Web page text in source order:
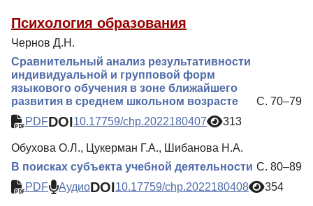
Психология образования
Чернов Д.Н.
Сравнительный анализ результативности
индивидуальной и групповой форм
языкового обучения в зоне ближайшего
развития в среднем школьном возрасте
С. 70–79
PDFDOI10.17759/chp.2022180407 313
Обухова О.Л., Цукерман Г.А., Шибанова Н.А.
В поисках субъекта учебной деятельности С. 80–89
PDF
АудиоDOI10.17759/chp.2022180408 354